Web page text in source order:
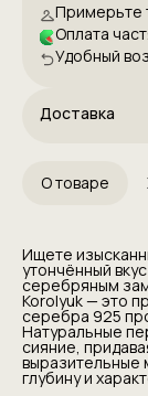
Примерьте
Оплата
Удобный
Доставка
О товаре
Ищете
утончённый
серебряным
Korolyuk — это
серебра 925
Натуральные
сияние,
выразительные
глубину и